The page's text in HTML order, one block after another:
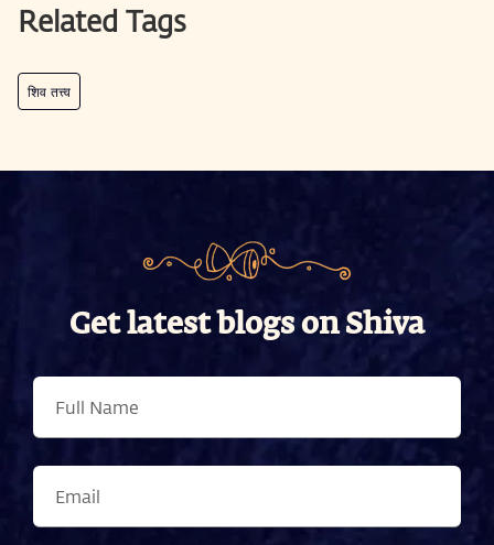
Related Tags
शिव तत्त्व
Get latest blogs on Shiva